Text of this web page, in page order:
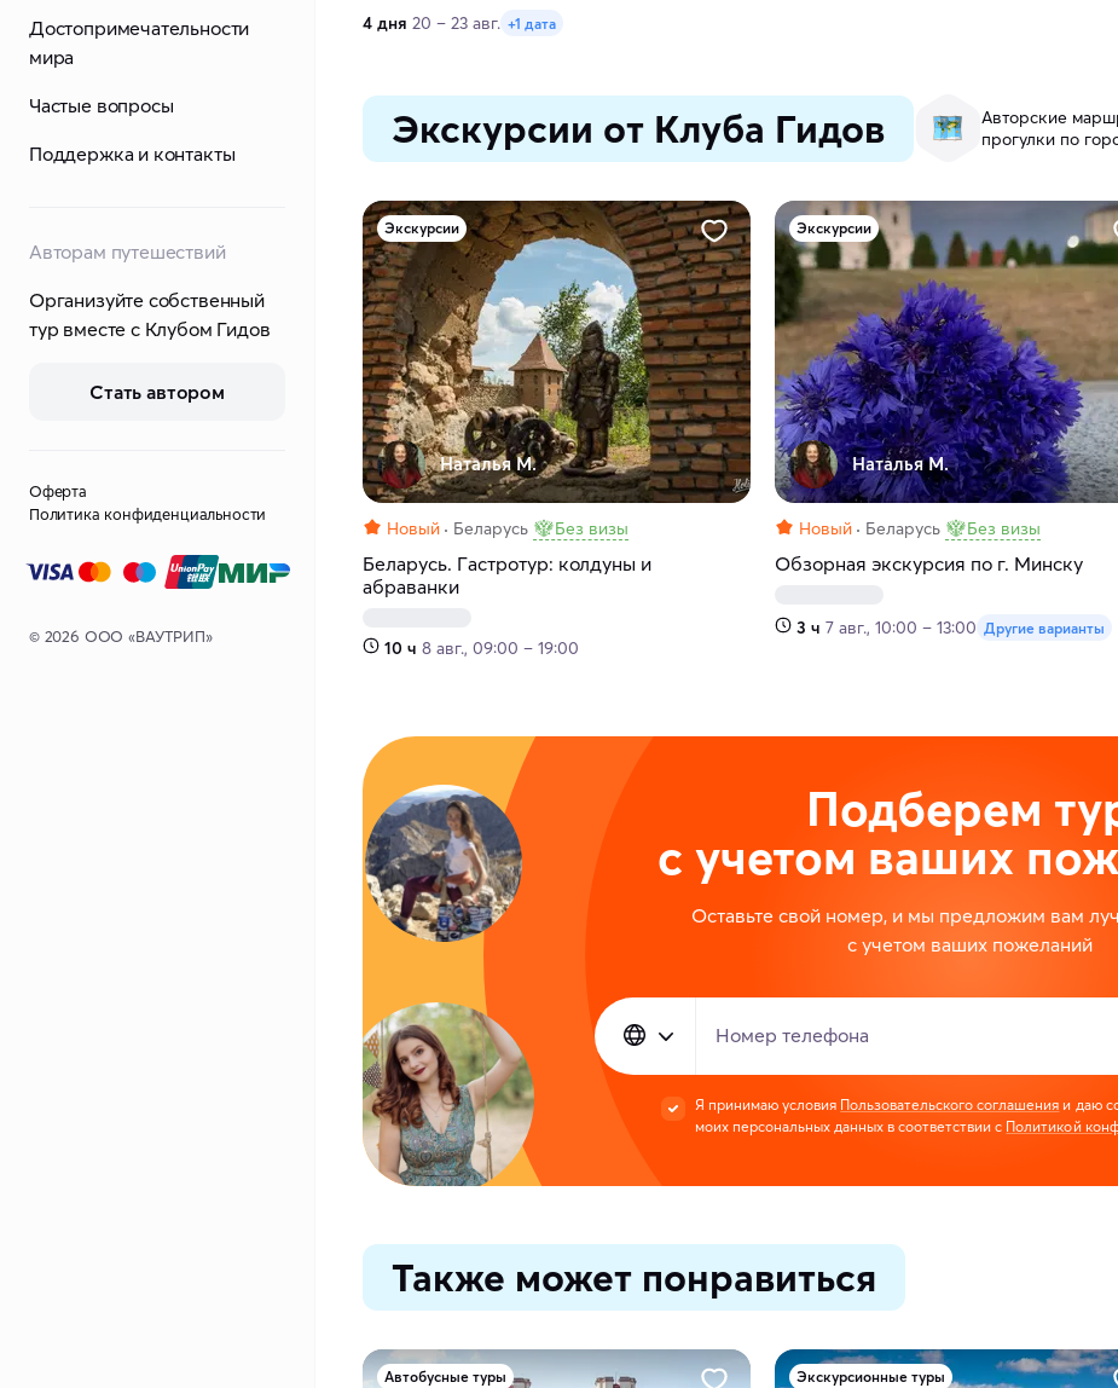
Достопримечательности
мира
Частые вопросы
Поддержка и контакты
Авторам путешествий
Организуйте собственный
тур вместе с Клубом Гидов
Стать автором
Оферта
Политика конфиденциальности
© 2026 ООО «ВАУТРИП»
4 дня 20 – 23 авг. +1 дата
Экскурсии от Клуба Гидов
Авторские
прогулки по
Экскурсии
Наталья М.
Новый Беларусь Без визы
Беларусь. Гастротур: колдуны и
абраванки
10 ч 8 авг., 09:00 – 19:00
Экскурсии
Наталья М.
Новый Беларусь Без визы
Обзорная экскурсия по г. Минску
3 ч 7 авг., 10:00 – 13:00 Другие варианты
Подберем
с учетом ваших
Оставьте свой номер, и мы предложим вам
с учетом ваших пожеланий
Номер телефона
Я принимаю условия Пользовательского соглашения и даю
моих персональных данных в соответствии с Политикой
Также может понравиться
Автобусные туры Экскурсионные туры